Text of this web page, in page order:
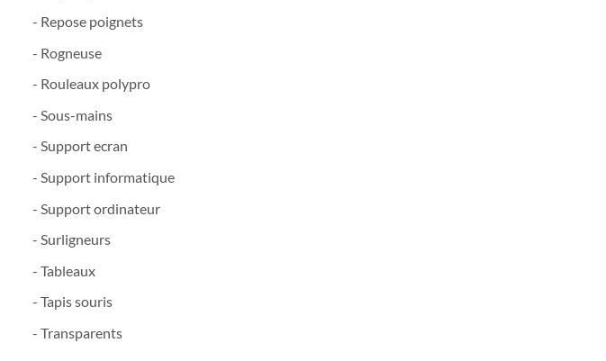
- Repose poignets
- Rogneuse
- Rouleaux polypro
- Sous-mains
- Support ecran
- Support informatique
- Support ordinateur
- Surligneurs
- Tableaux
- Tapis souris
- Transparents